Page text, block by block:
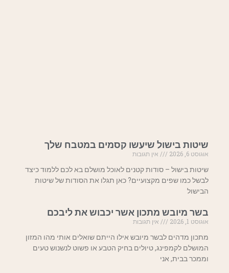
שיטות בישול שיעשו קסמים במטבח שלך
אוגוסט 6, 2026
אין תגובות
שיטות בישול – סודות קטנים לאוכל מושלם בא לכם ללמוד כיצד
לבשל כמו שפים מקצועיים? כאן תגלו את הסודות של שיטות
הבישול
בשר מיובש מתכון אשר יכבוש את ליבכם
אוגוסט 1, 2026
אין תגובות
מתכון מדהים לבשר מיובש אילו הייתם שואלים אותי מהו המזון
המושלם לקמפינג, טיולים בחיק הטבע או פשוט לנשנוש טעים
וממכר בבית, אני